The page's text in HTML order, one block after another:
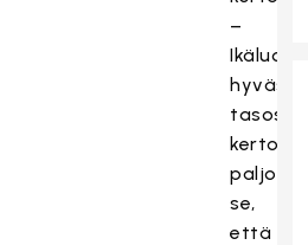
–
Ikäluokan
hyvästä
tasosta
kertoo
paljon
se,
että